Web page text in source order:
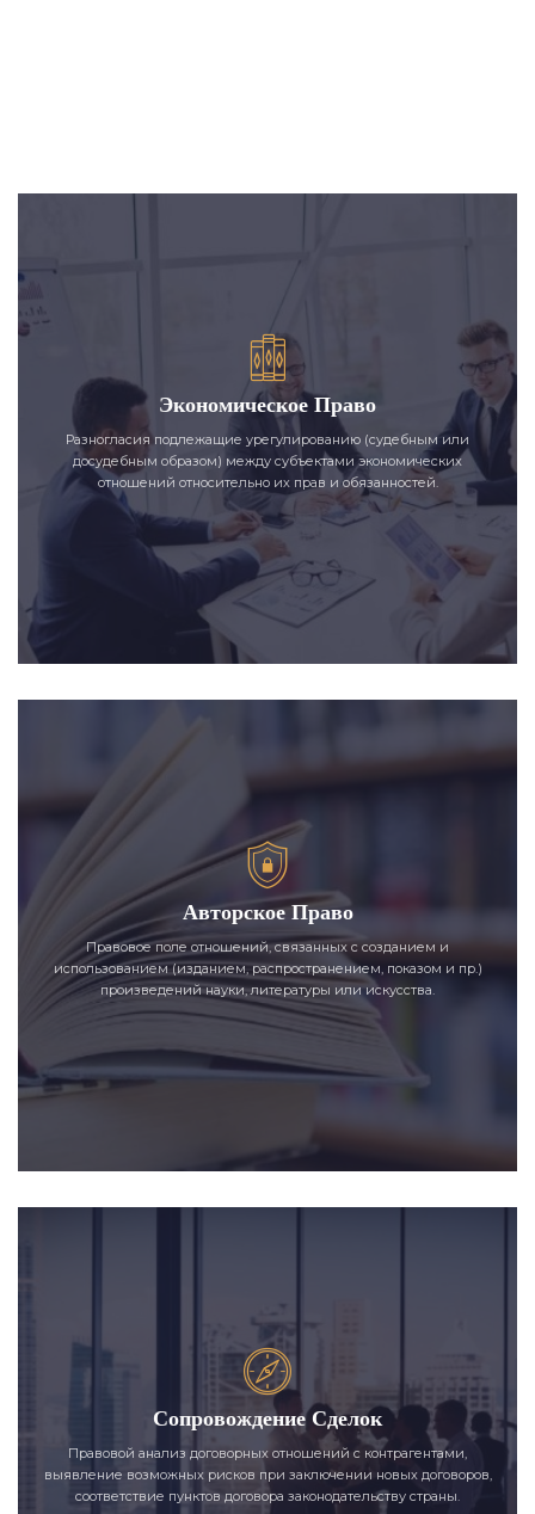
Экономическое Право
Разногласия подлежащие урегулированию (судебным или
досудебным образом) между субъектами экономических
отношений относительно их прав и обязанностей.
Авторское Право
Правовое поле отношений, связанных с созданием и
использованием (изданием, распространением, показом и пр.)
произведений науки, литературы или искусства.
Сопровождение Сделок
Правовой анализ договорных отношений с контрагентами,
выявление возможных рисков при заключении новых договоров,
соответствие пунктов договора законодательству страны.